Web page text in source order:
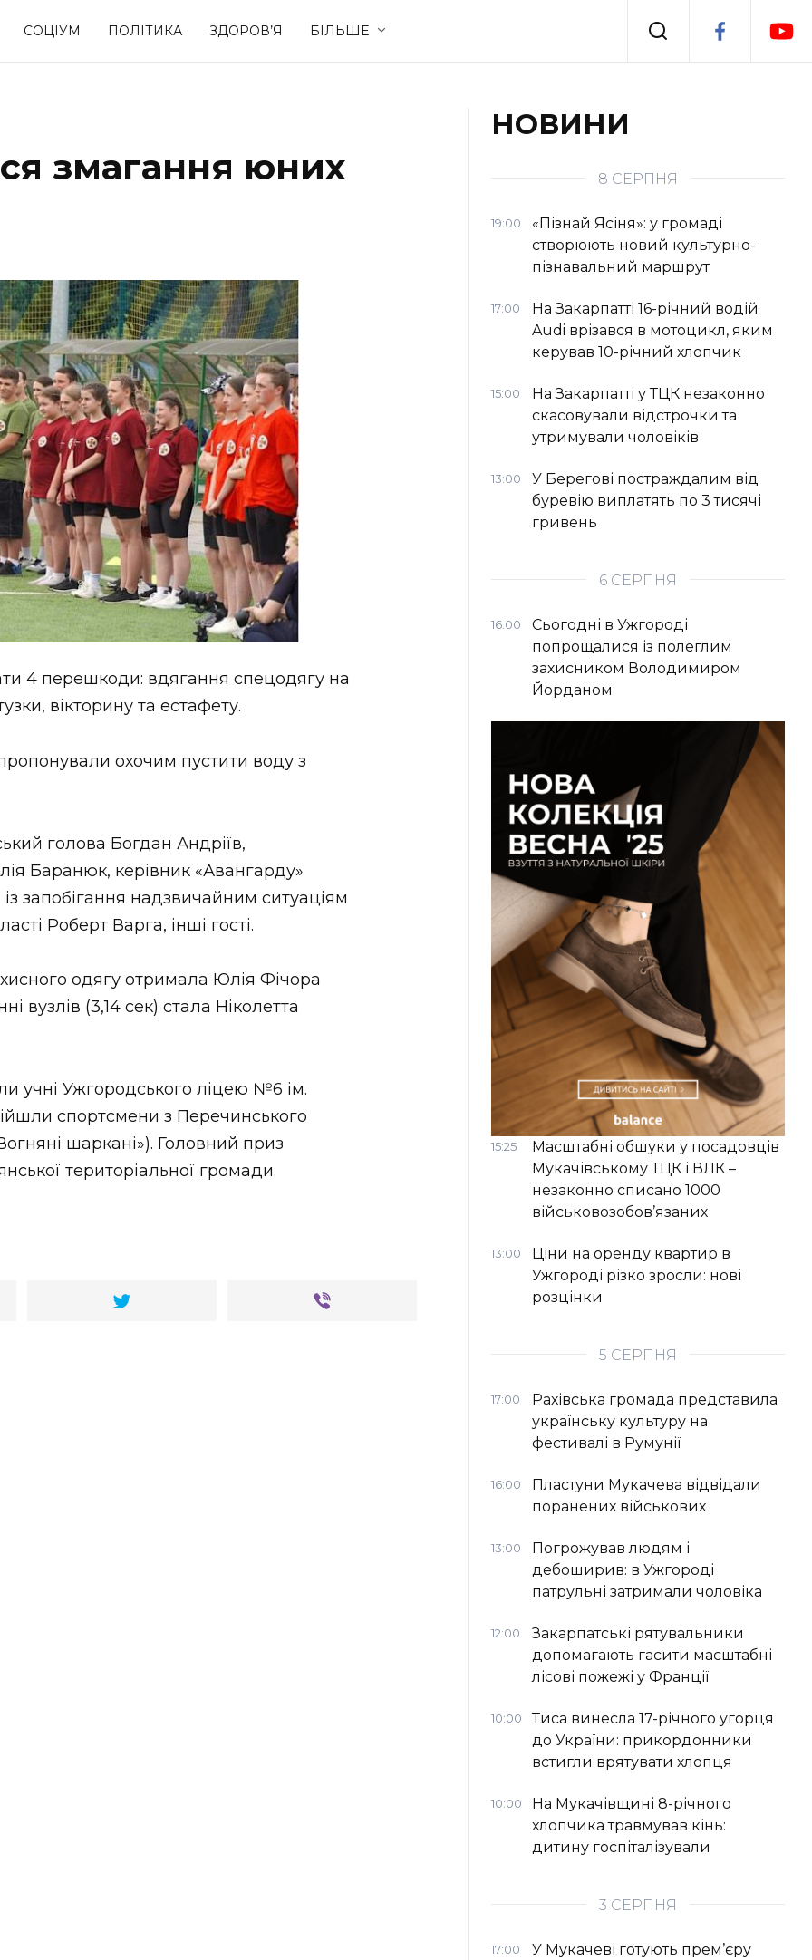
СОЦІУМ ПОЛІТИКА ЗДОРОВ’Я БІЛЬШЕ
Події
Спорт Стиль життя
змагання юних
4 перешкоди: вдягання спецодягу на
вікторину та естафету.
охочим пустити воду з
голова Богдан Андріїв,
Баранюк, керівник «Авангарду»
запобігання надзвичайним ситуаціям
Роберт Варга, інші гості.
одягу отримала Юлія Фічора
вузлів (3,14 сек) стала Ніколетта
учні Ужгородського ліцею №6 ім.
спортсмени з Перечинського
шаркані»). Головний приз
територіальної громади.
НОВИНИ
8 СЕРПНЯ
19:00
«Пізнай Ясіня»: у громаді
створюють новий культурно-
пізнавальний маршрут
17:00
На Закарпатті 16-річний водій
Audi врізався в мотоцикл, яким
керував 10-річний хлопчик
15:00
На Закарпатті у ТЦК незаконно
скасовували відстрочки та
утримували чоловіків
13:00
У Берегові постраждалим від
буревію виплатять по 3 тисячі
гривень
6 СЕРПНЯ
16:00
Сьогодні в Ужгороді
попрощалися із полеглим
захисником Володимиром
Йорданом
15:25
Масштабні обшуки у посадовців
Мукачівському ТЦК і ВЛК –
незаконно списано 1000
військовозобов’язаних
13:00
Ціни на оренду квартир в
Ужгороді різко зросли: нові
розцінки
5 СЕРПНЯ
17:00
Рахівська громада представила
українську культуру на
фестивалі в Румунії
16:00
Пластуни Мукачева відвідали
поранених військових
13:00
Погрожував людям і
дебоширив: в Ужгороді
патрульні затримали чоловіка
12:00
Закарпатські рятувальники
допомагають гасити масштабні
лісові пожежі у Франції
10:00
Тиса винесла 17-річного угорця
до України: прикордонники
встигли врятувати хлопця
10:00
На Мукачівщині 8-річного
хлопчика травмував кінь:
дитину госпіталізували
3 СЕРПНЯ
17:00
У Мукачеві готують прем’єру